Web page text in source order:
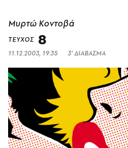
Μυρτώ Κοντοβά
ΤΕΥΧΟΣ 8
11.12.2003, 19:35 3’ ΔΙΑΒΑΣΜΑ